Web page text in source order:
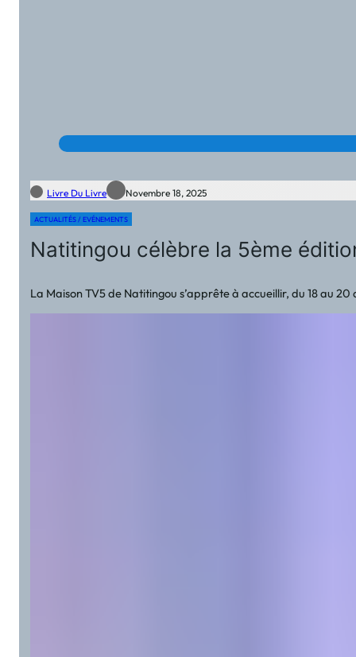
Livre Du Livre Novembre 18, 2025
ACTUALITÉS / EVÉNEMENTS
Natitingou célèbre la 5ème
La Maison TV5 de Natitingou s’apprête à accueillir, du 18 au